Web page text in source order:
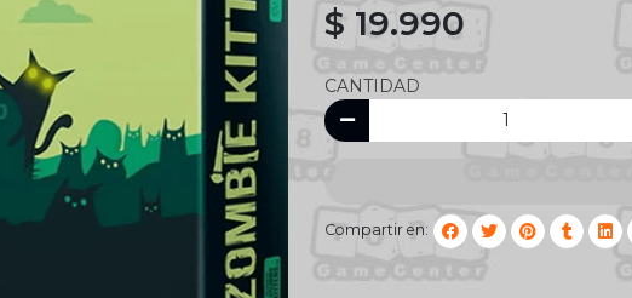
$ 19.990
CANTIDAD
Compartir en: